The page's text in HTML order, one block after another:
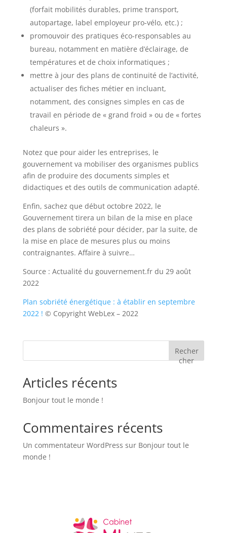
(forfait mobilités durables, prime transport,
autopartage, label employeur pro-vélo, etc.) ;
promouvoir des pratiques éco-responsables au
bureau, notamment en matière d’éclairage, de
températures et de choix informatiques ;
mettre à jour des plans de continuité de l’activité,
actualiser des fiches métier en incluant,
notamment, des consignes simples en cas de
travail en période de « grand froid » ou de « fortes
chaleurs ».
Notez que pour aider les entreprises, le
gouvernement va mobiliser des organismes publics
afin de produire des documents simples et
didactiques et des outils de communication adapté.
Enfin, sachez que début octobre 2022, le
Gouvernement tirera un bilan de la mise en place
des plans de sobriété pour décider, par la suite, de
la mise en place de mesures plus ou moins
contraignantes. Affaire à suivre…
Source : Actualité du gouvernement.fr du 29 août
2022
Plan sobriété énergétique : à établir en septembre
2022 ! © Copyright WebLex – 2022
Recher
cher
Articles récents
Bonjour tout le monde !
Commentaires récents
Un commentateur WordPress sur Bonjour tout le
monde !